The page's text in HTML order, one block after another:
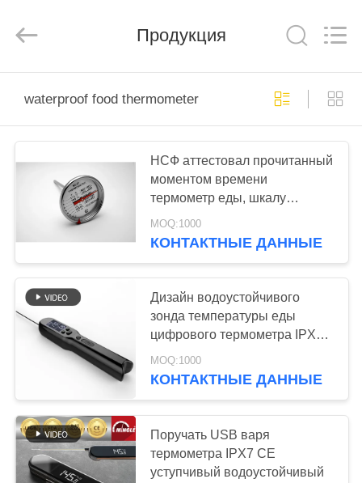
ПРОДУКТЫ
ВИДЕОЗАПИСИ
О
НАС
ЭКСКУРСИЯ
ЗАВОДУ
КОНТРОЛЬ
КАЧЕСТВА
Rights
Продукция
waterproof food thermometer
НСФ аттестовал прочитанный
моментом времени
термометр еды, шкалу
термометра выпечки цифров
дополнительную большую
MOQ:1000
КОНТАКТНЫЕ ДАННЫЕ
Дизайн водоустойчивого
зонда температуры еды
цифрового термометра IPX7
уникальный
MOQ:1000
КОНТАКТНЫЕ ДАННЫЕ
Поручать USB варя
термометра IPX7 CE
уступчивый водоустойчивый